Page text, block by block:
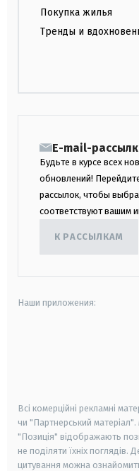
Покупка жилья
Тренды и
E-mail-
Будьте в курсе всех
обновлений!
рассылок, чтобы
соответствуют вашим
К РАССЫЛКАМ
Наши приложения:
Всі комерційні рекламні
чи "Партнерський
"Позиція" відображають
не поділяти їхніх
цитування можна